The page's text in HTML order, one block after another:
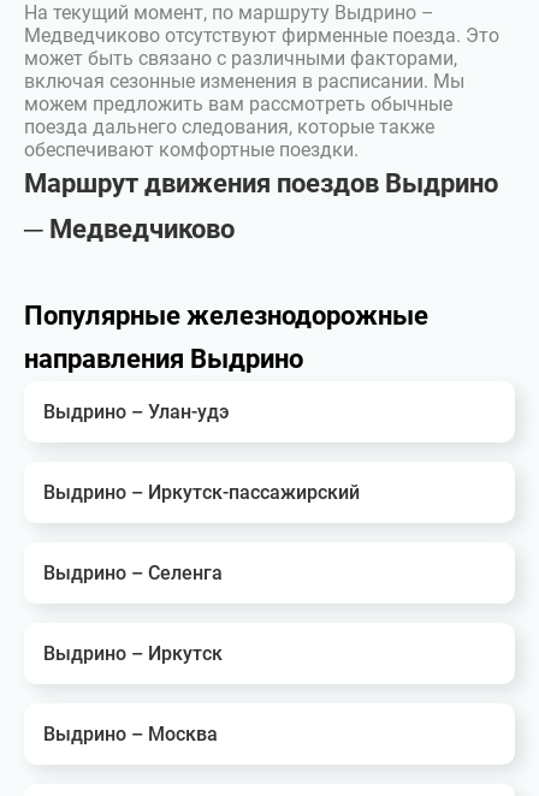
На текущий момент, по маршруту Выдрино –
Медведчиково отсутствуют фирменные поезда. Это
может быть связано с различными факторами,
включая сезонные изменения в расписании. Мы
можем предложить вам рассмотреть обычные
поезда дальнего следования, которые также
обеспечивают комфортные поездки.
Маршрут движения поездов Выдрино
─ Медведчиково
Популярные железнодорожные
направления Выдрино
Выдрино – Улан-удэ
Выдрино – Иркутск-пассажирский
Выдрино – Селенга
Выдрино – Иркутск
Выдрино – Москва